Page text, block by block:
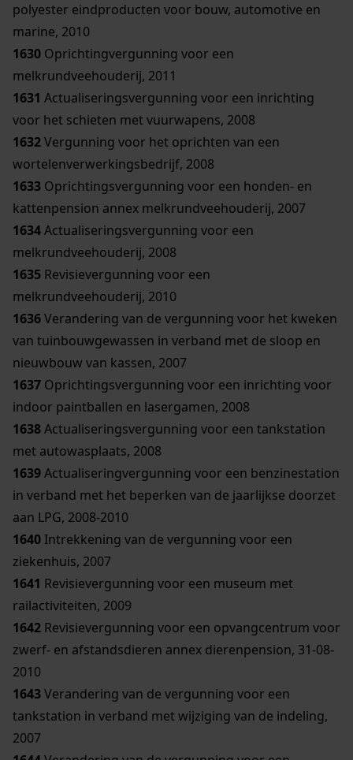
polyester eindproducten voor bouw, automotive en
marine, 2010
1630 Oprichtingvergunning voor een
melkrundveehouderij, 2011
1631 Actualiseringsvergunning voor een inrichting
voor het schieten met vuurwapens, 2008
1632Vergunning voor het oprichten van een
wortelenverwerkingsbedrijf, 2008
1633 Oprichtingsvergunning voor een honden- en
kattenpension annex melkrundveehouderij, 2007
1634Actualiseringsvergunning voor een
melkrundveehouderij, 2008
1635 Revisievergunning voor een
melkrundveehouderij, 2010
1636Verandering van de vergunning voor het kweken
van tuinbouwgewassen in verband met de sloop en
nieuwbouw van kassen, 2007
1637 Oprichtingsvergunning voor een inrichting voor
indoor paintballen en lasergamen, 2008
1638Actualiseringsvergunning voor een tankstation
met autowasplaats, 2008
1639Actualiseringvergunning voor een benzinestation
in verband met het beperken van de jaarlijkse doorzet
aan LPG, 2008-2010
1640 Intrekkening van de vergunning voor een
ziekenhuis, 2007
1641 Revisievergunning voor een museum met
railactiviteiten, 2009
1642 Revisievergunning voor een opvangcentrum voor
zwerf- en afstandsdieren annex dierenpension, 31-08-
2010
1643Verandering van de vergunning voor een
tankstation in verband met wijziging van de indeling,
2007